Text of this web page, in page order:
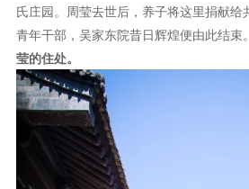
氏庄园。周莹去世后，养子将这里捐献
青年干部，吴家东院昔日辉煌便由此结束。
莹的住处。